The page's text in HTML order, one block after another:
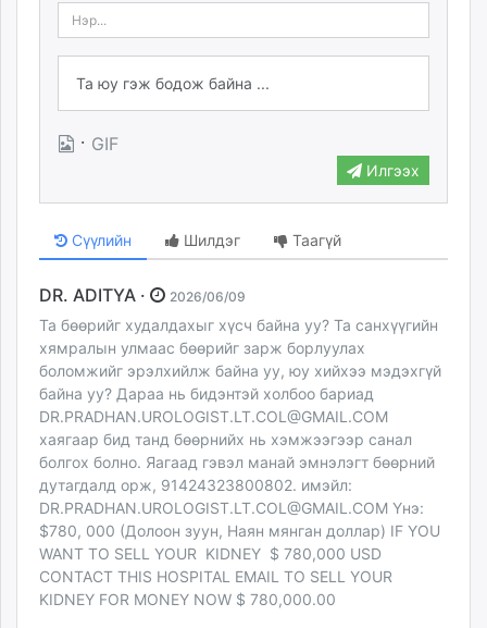
· GIF
Илгээх
Сүүлийн Шилдэг Таагүй
DR. ADITYA · 2026/06/09
Та бөөрийг худалдахыг хүсч байна уу? Та санхүүгийн
хямралын улмаас бөөрийг зарж борлуулах
боломжийг эрэлхийлж байна уу, юу хийхээ мэдэхгүй
байна уу? Дараа нь бидэнтэй холбоо бариад
DR.PRADHAN.UROLOGIST.LT.COL@GMAIL.COM
хаягаар бид танд бөөрнийх нь хэмжээгээр санал
болгох болно. Яагаад гэвэл манай эмнэлэгт бөөрний
дутагдалд орж, 91424323800802. имэйл:
DR.PRADHAN.UROLOGIST.LT.COL@GMAIL.COM Yнэ:
$780, 000 (Долоон зуун, Наян мянган доллар) IF YOU
WANT TO SELL YOUR KIDNEY $ 780,000 USD
CONTACT THIS HOSPITAL EMAIL TO SELL YOUR
KIDNEY FOR MONEY NOW $ 780,000.00